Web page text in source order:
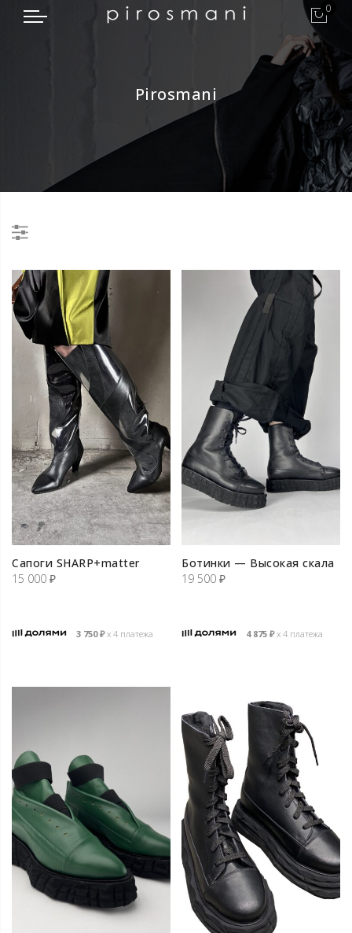
0
Pirosmani
Сапоги SHARP+matter
15 000 ₽
3 750₽х 4 платежа
Ботинки — Высокая скала
19 500 ₽
4 875 ₽х 4 платежа